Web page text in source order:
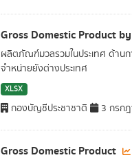
Gross Domestic Product
ผลิตภัณฑ์มวลรวมในประเทศ ด้านก
จำหน่ายยังต่างประเทศ
XLSX
กองบัญชีประชาชาติ 3 กรก
Gross Domestic Product